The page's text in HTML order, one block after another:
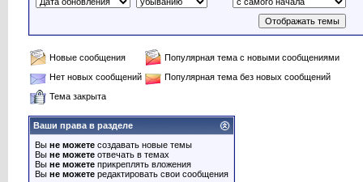
Новые сообщения
Популярная тема с новыми сообщениями
Нет новых сообщений
Популярная тема без новых сообщений
Тема закрыта
Ваши права в разделе
Вы не можете создавать новые темы
Вы не можете отвечать в темах
Вы не можете прикреплять вложения
Вы не можете редактировать свои сообщения